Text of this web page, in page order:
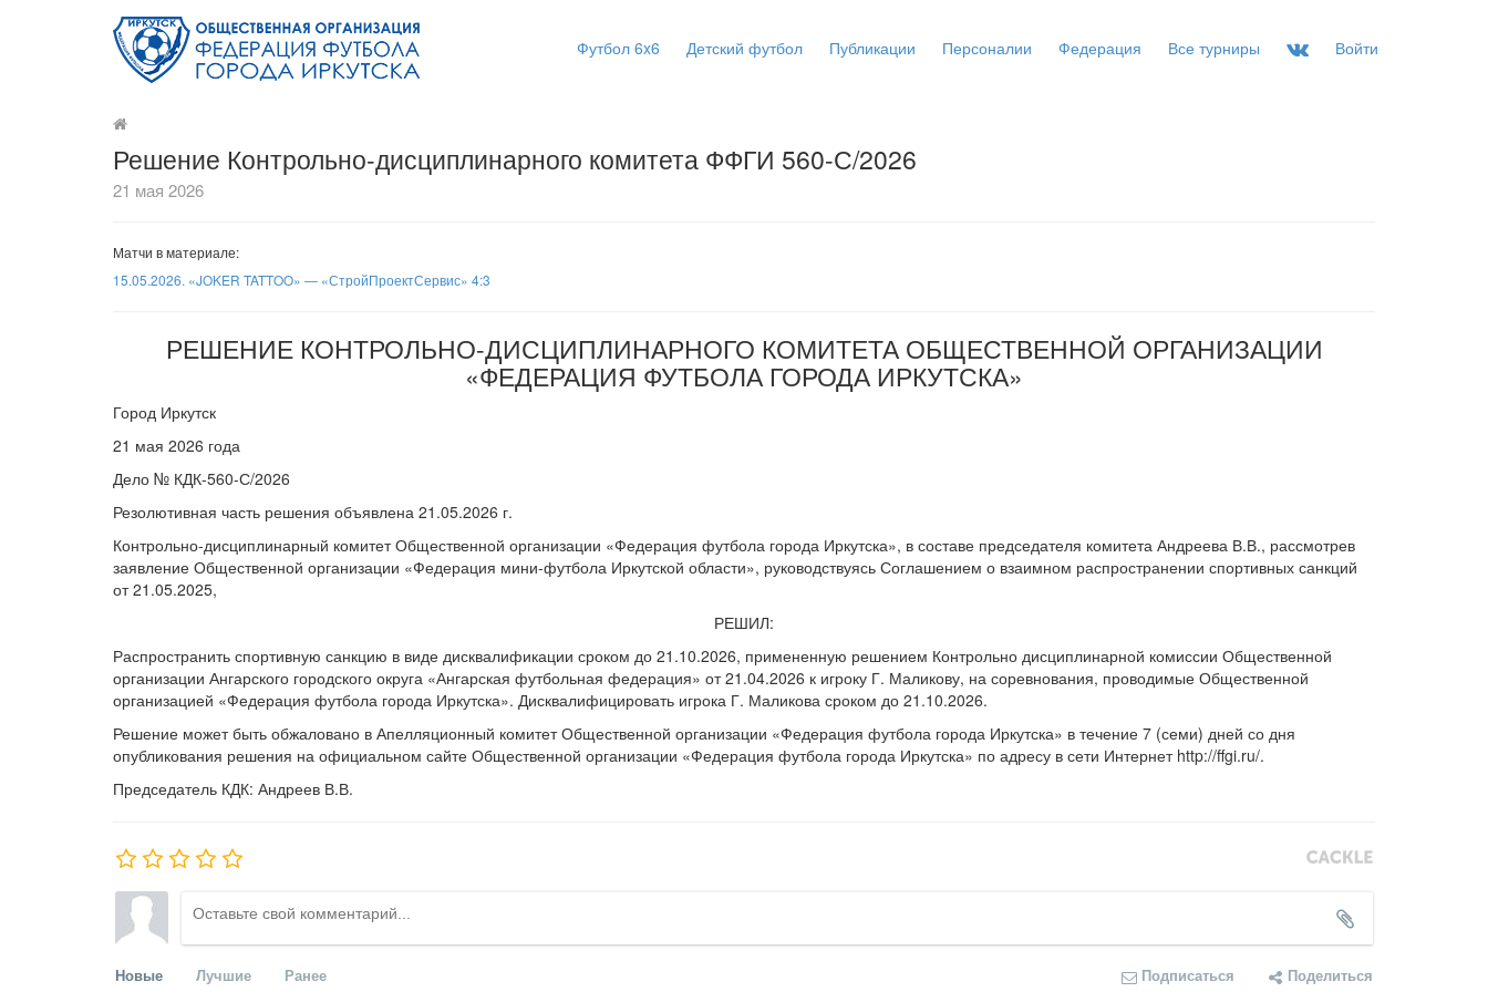
Футбол 6x6 Детский футбол Публикации Персоналии Федерация Все турниры Войти
Решение Контрольно-дисциплинарного комитета ФФГИ 560-С/2026
21 мая 2026
Матчи в материале:
15.05.2026. «JOKER TATTOO» — «СтройПроектСервис» 4:3
РЕШЕНИЕ КОНТРОЛЬНО-ДИСЦИПЛИНАРНОГО КОМИТЕТА ОБЩЕСТВЕННОЙ ОРГАНИЗАЦИИ
«ФЕДЕРАЦИЯ ФУТБОЛА ГОРОДА ИРКУТСКА»
Город Иркутск
21 мая 2026 года
Дело № КДК-560-С/2026
Резолютивная часть решения объявлена 21.05.2026 г.
Контрольно-дисциплинарный комитет Общественной организации «Федерация футбола города Иркутска», в составе председателя комитета Андреева В.В., рассмотрев
заявление Общественной организации «Федерация мини-футбола Иркутской области», руководствуясь Соглашением о взаимном распространении спортивных санкций
от 21.05.2025,
РЕШИЛ:
Распространить спортивную санкцию в виде дисквалификации сроком до 21.10.2026, примененную решением Контрольно дисциплинарной комиссии Общественной
организации Ангарского городского округа «Ангарская футбольная федерация» от 21.04.2026 к игроку Г. Маликову, на соревнования, проводимые Общественной
организацией «Федерация футбола города Иркутска». Дисквалифицировать игрока Г. Маликова сроком до 21.10.2026.
Решение может быть обжаловано в Апелляционный комитет Общественной организации «Федерация футбола города Иркутска» в течение 7 (семи) дней со дня
опубликования решения на официальном сайте Общественной организации «Федерация футбола города Иркутска» по адресу в сети Интернет http://ffgi.ru/.
Председатель КДК: Андреев В.В.
Новые Лучшие Ранее Подписаться Поделиться